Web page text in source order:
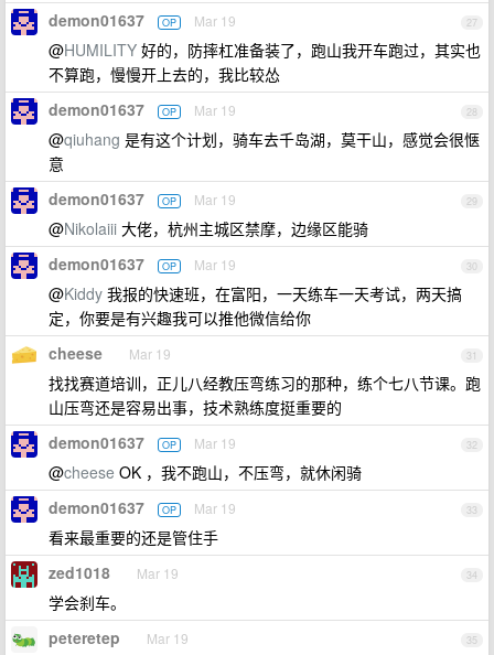
27
demon01637 OP Mar 19
@HUMILITY 好的，防摔杠准备装了，跑山我开车跑过，其实也
不算跑，慢慢开上去的，我比较怂
28
demon01637 OP Mar 19
@qiuhang 是有这个计划，骑车去千岛湖，莫干山，感觉会很惬
意
29
demon01637 OP Mar 19
@Nikolaiii 大佬，杭州主城区禁摩，边缘区能骑
30
demon01637 OP Mar 19
@Kiddy 我报的快速班，在富阳，一天练车一天考试，两天搞
定，你要是有兴趣我可以推他微信给你
31
cheese Mar 19
找找赛道培训，正儿八经教压弯练习的那种，练个七八节课。跑
山压弯还是容易出事，技术熟练度挺重要的
32
demon01637 OP Mar 19
@cheese OK ，我不跑山，不压弯，就休闲骑
33
demon01637 OP Mar 19
看来最重要的还是管住手
34
zed1018 Mar 19
学会刹车。
35
peteretep Mar 19